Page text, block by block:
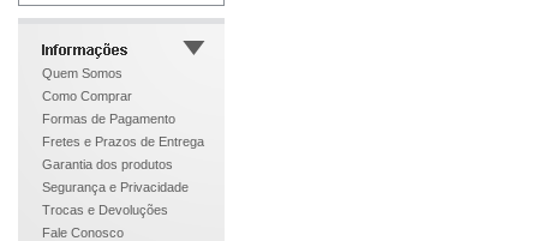
Quem Somos
Como Comprar
Formas de Pagamento
Fretes e Prazos de Entrega
Garantia dos produtos
Segurança e Privacidade
Trocas e Devoluções
Fale Conosco